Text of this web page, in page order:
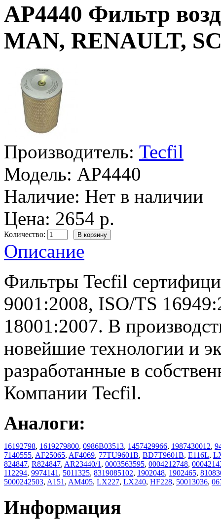
AP4440 Фильтр
MAN, RENAULT,
Производитель: Tecfil
Модель: AP4440
Наличие: Нет в наличии
Цена: 2654 р.
Количество:
Описание
Фильтры Tecfil
9001:2008, ISO/TS
18001:2007. В
новейшие технологии и
разработанные в
Компании Tecfil.
Аналоги:
16192798, 1619279800, 0986B03513, 1457429966, 1987430012,
7140555, AF25065, AF4069, 77TU9601B, BD7T9601B, E116L,
824847, R824847, AR23440/1, 0003563595, 0004212748,
112294, 9974141, 5011325, 8319085102, 1902048, 1902465,
5000242503, A151, AM405, LX227, LX240, HF228, 50013036,
Информация